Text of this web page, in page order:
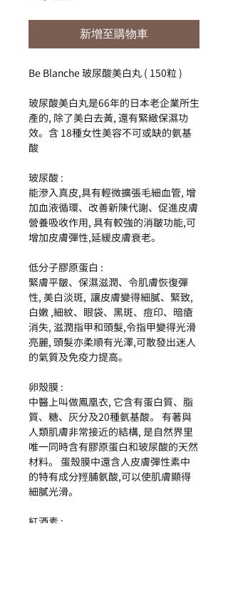
新增至購物車
Be Blanche 玻尿酸美白丸 ( 150粒 )
玻尿酸美白丸是66年的日本老企業所生
產的, 除了美白去黃, 還有緊緻保濕功
效。含 18種女性美容不可或缺的氨基
酸
玻尿酸 :
能滲入真皮,具有輕微擴張毛細血管, 增
加血液循環、 改善新陳代謝、 促進皮膚
營養吸收作用, 具有較強的消皺功能,可
增加皮膚彈性,延緩皮膚衰老。
低分子膠原蛋白 :
緊膚平皺、 保濕滋潤、 令肌膚恢復彈
性, 美白淡斑, 讓皮膚變得細膩、 緊致,
白嫩 ,細紋、 眼袋、 黑斑、 痘印、 暗瘡
消失, 滋潤指甲和頭髮,令指甲變得光滑
亮麗, 頭髮亦柔順有光澤,可散發出迷人
的氣質及免疫力提高。
卵殼膜 :
中醫上叫做鳳凰衣, 它含有蛋白質、 脂
質、 糖、灰分及20種氨基酸。 有著與
人類肌膚非常接近的結構, 是自然界里
唯一同時含有膠原蛋白和玻尿酸的天然
材料。 蛋殼膜中還含人皮膚彈性素中
的特有成分羥脯氨酸,可以使肌膚顯得
細膩光滑。
紅酒素 :